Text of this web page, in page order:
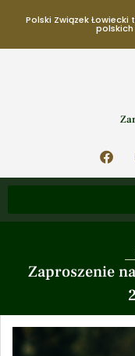
Polski Związek
polskich
Zaproszenie